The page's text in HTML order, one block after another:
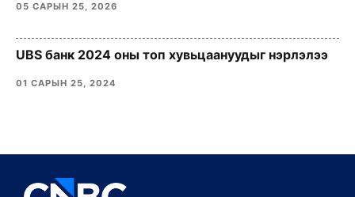
05 САРЫН 25, 2026
UBS банк 2024 оны топ хувьцаануудыг нэрлэлээ
01 САРЫН 25, 2024